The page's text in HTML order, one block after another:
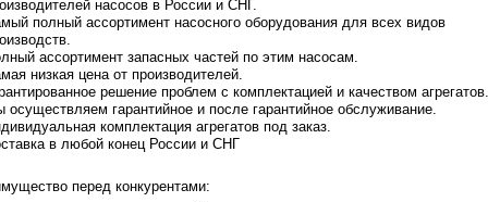
насосов в России и СНГ.
полный ассортимент насосного оборудования для всех видов
ассортимент запасных частей по этим насосам.
низкая цена от производителей.
решение проблем с комплектацией и качеством агрегатов.
осуществляем гарантийное и после гарантийное обслуживание.
комплектация агрегатов под заказ.
в любой конец России и СНГ
перед конкурентами: